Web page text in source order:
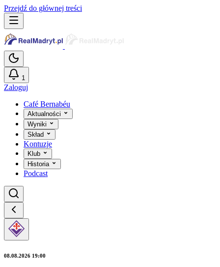
Przejdź do głównej treści
1
Zaloguj
Café Bernabéu
Aktualności
Wyniki
Skład
Kontuzje
Klub
Historia
Podcast
08.08.2026 19:00